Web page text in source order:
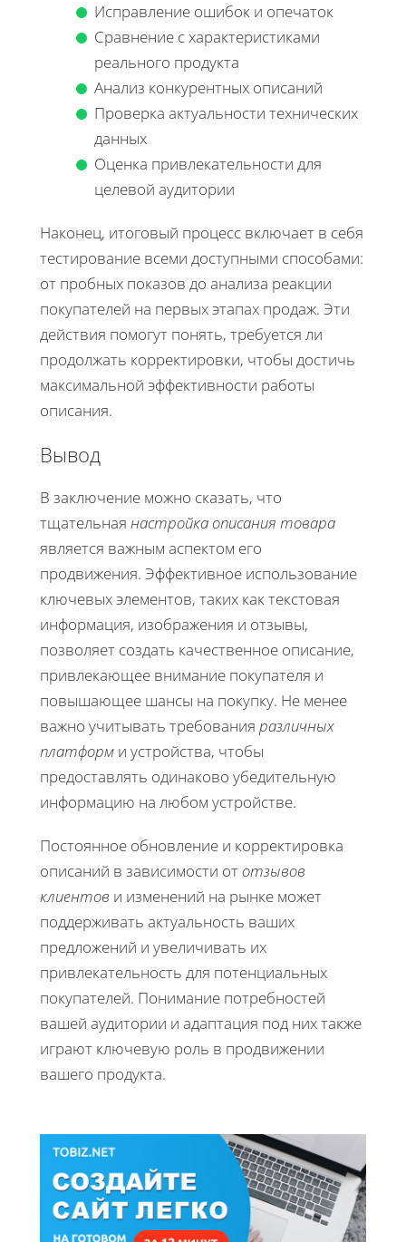
Исправление ошибок и опечаток
Сравнение с характеристиками
реального продукта
Анализ конкурентных описаний
Проверка актуальности технических
данных
Оценка привлекательности для
целевой аудитории
Наконец, итоговый процесс включает в себя
тестирование всеми доступными способами:
от пробных показов до анализа реакции
покупателей на первых этапах продаж. Эти
действия помогут понять, требуется ли
продолжать корректировки, чтобы достичь
максимальной эффективности работы
описания.
Вывод
В заключение можно сказать, что
тщательная настройка описания товара
является важным аспектом его
продвижения. Эффективное использование
ключевых элементов, таких как текстовая
информация, изображения и отзывы,
позволяет создать качественное описание,
привлекающее внимание покупателя и
повышающее шансы на покупку. Не менее
важно учитывать требования различных
платформ и устройства, чтобы
предоставлять одинаково убедительную
информацию на любом устройстве.
Постоянное обновление и корректировка
описаний в зависимости ототзывов
клиентов и изменений на рынке может
поддерживать актуальность ваших
предложений и увеличивать их
привлекательность для потенциальных
покупателей. Понимание потребностей
вашей аудитории и адаптация под них также
играют ключевую роль в продвижении
вашего продукта.